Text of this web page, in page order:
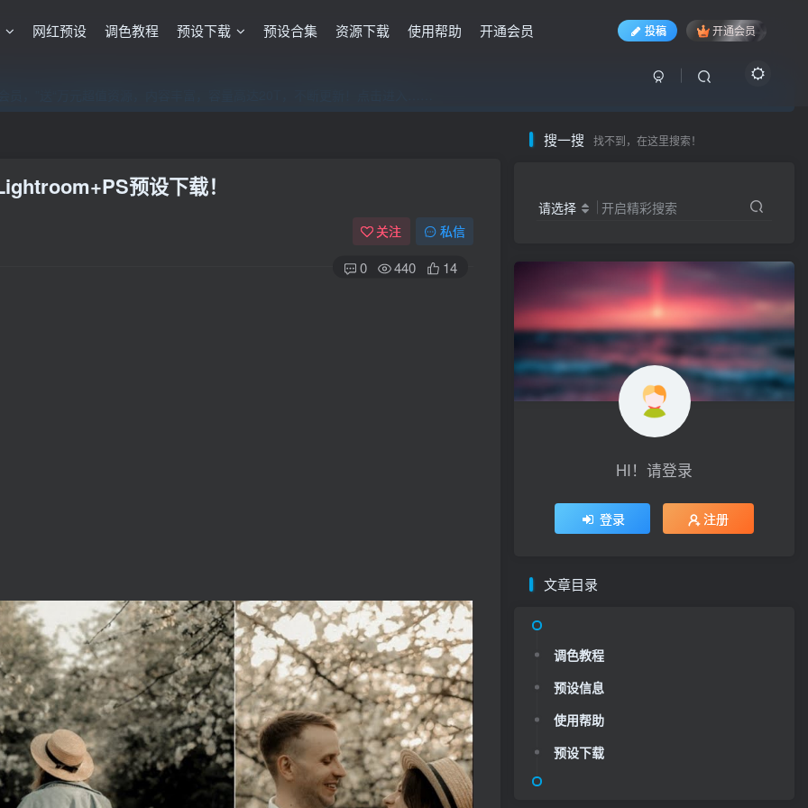
网红预设 调色教程 预设下载 预设合集 资源下载 使用帮助 开通会员 投稿 开通会员
员，”送“万元超值资源，内容丰富，容量高达20T，不断更新！点击进入……
预设下载！
关注 私信
0 440 14
搜一搜 找不到，在这里搜索！
请选择 开启精彩搜索
HI！请登录
登录 注册
文章目录
调色教程
预设信息
使用帮助
预设下载